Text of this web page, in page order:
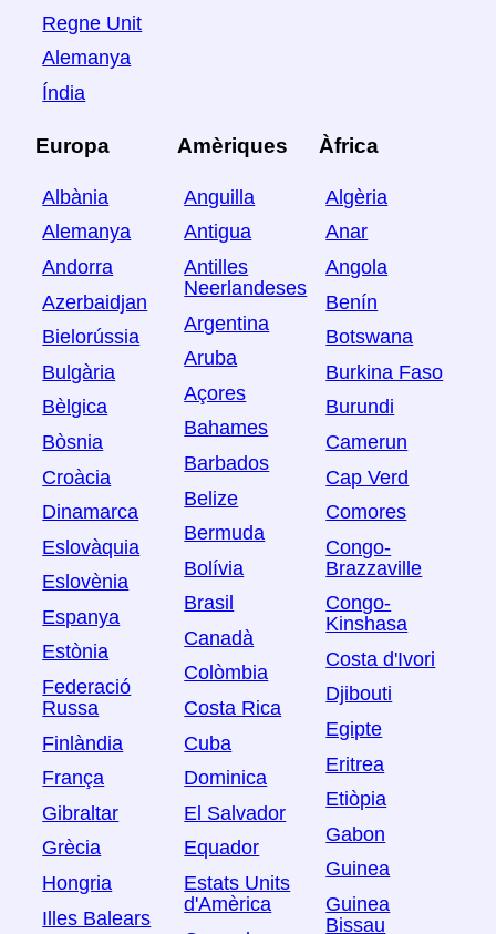
Regne Unit
Alemanya
Índia
Europa
Albània
Alemanya
Andorra
Azerbaidjan
Bielorússia
Bulgària
Bèlgica
Bòsnia
Croàcia
Dinamarca
Eslovàquia
Eslovènia
Espanya
Estònia
Federació
Russa
Finlàndia
França
Gibraltar
Grècia
Hongria
Illes Balears
Amèriques
Anguilla
Antigua
Antilles
Neerlandeses
Argentina
Aruba
Açores
Bahames
Barbados
Belize
Bermuda
Bolívia
Brasil
Canadà
Colòmbia
Costa Rica
Cuba
Dominica
El Salvador
Equador
Estats Units
d'Amèrica
Àfrica
Algèria
Anar
Angola
Benín
Botswana
Burkina Faso
Burundi
Camerun
Cap Verd
Comores
Congo-
Brazzaville
Congo-
Kinshasa
Costa d'Ivori
Djibouti
Egipte
Eritrea
Etiòpia
Gabon
Guinea
Guinea
Bissau